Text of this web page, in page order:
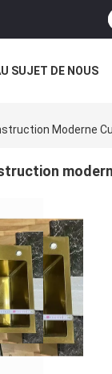
SUJET DE NOUS
Moderne